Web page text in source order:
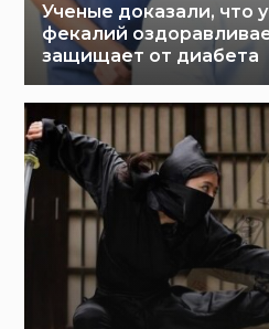
Ученые доказали, что
фекалий
защищает от диабета